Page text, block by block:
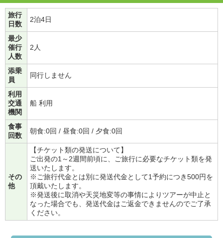
旅行
日数
2泊4日
最少
催行
人数
2人
添乗
員
同行しません
利用
交通
機関
船 利用
食事
回数
朝食:0回 / 昼食:0回 / 夕食:0回
その
他
【チケット類の発送について】
ご出発の1～2週間前頃に、ご旅行に必要なチケット類を発
送いたします。
※ご旅行代金とは別に発送代金として1予約につき500円を
頂戴いたします。
※発送後に取消や天災地変等の事情によりツアーが中止と
なった場合でも、発送代金はご返金できませんのでご了承
ください。